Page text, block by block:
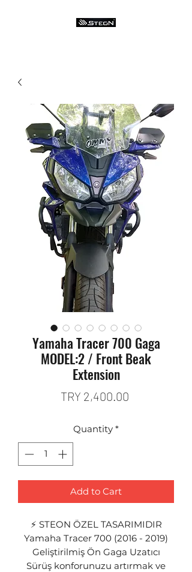
Yamaha Tracer 700 Gaga
MODEL:2 / Front Beak
Extension
TRY 2,400.00Price
Quantity *
Add to Cart
⚡ STEON ÖZEL TASARIMIDIR
Yamaha Tracer 700 (2016 - 2019)
Geliştirilmiş Ön Gaga Uzatıcı
Sürüş konforunuzu artırmak ve